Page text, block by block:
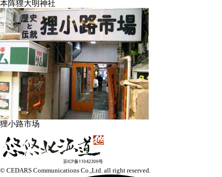
本阵狸大明神社
狸小路市场
© CEDARS Communications Co.,Ltd. all right reserved.